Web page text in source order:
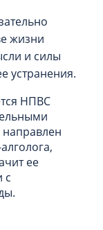
жизни
и силы
устранения.
НПВС
ее
с